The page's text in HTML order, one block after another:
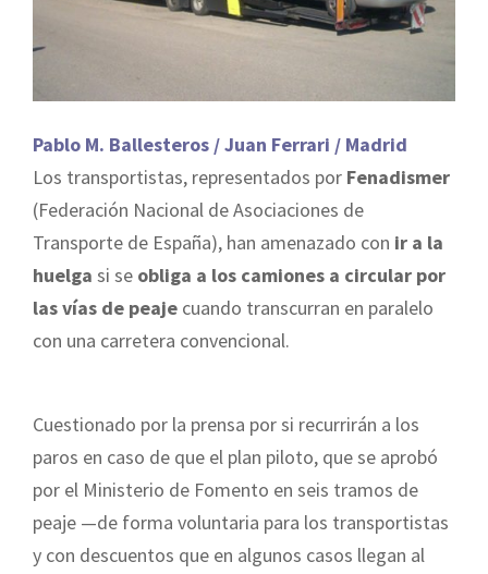
Pablo M. Ballesteros / Juan Ferrari / Madrid
Los transportistas, representados por Fenadismer
(Federación Nacional de Asociaciones de
Transporte de España), han amenazado con ir a la
huelga si se obliga a los camiones a circular por
las vías de peaje cuando transcurran en paralelo
con una carretera convencional.
Cuestionado por la prensa por si recurrirán a los
paros en caso de que el plan piloto, que se aprobó
por el Ministerio de Fomento en seis tramos de
peaje —de forma voluntaria para los transportistas
y con descuentos que en algunos casos llegan al